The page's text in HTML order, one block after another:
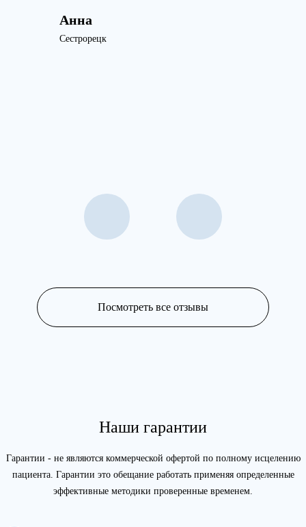
Анна
Сестрорецк
Посмотреть все отзывы
Наши гарантии
Гарантии - не являются коммерческой офертой по полному исцелению
пациента. Гарантии это обещание работать применяя определенные
эффективные методики проверенные временем.